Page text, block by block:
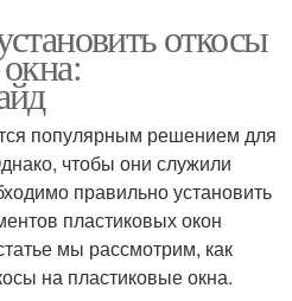
откосы
популярным решением для
чтобы они служили
правильно установить
пластиковых окон
мы рассмотрим, как
на пластиковые окна.